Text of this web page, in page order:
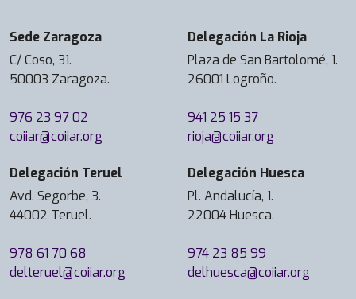
Sede Zaragoza
C/ Coso, 31.
50003 Zaragoza.
976 23 97 02
coiiar@coiiar.org
Delegación La Rioja
Plaza de San Bartolomé, 1.
26001 Logroño.
941 25 15 37
rioja@coiiar.org
Delegación Teruel
Avd. Segorbe, 3.
44002 Teruel.
978 61 70 68
delteruel@coiiar.org
Delegación Huesca
Pl. Andalucía, 1.
22004 Huesca.
974 23 85 99
delhuesca@coiiar.org